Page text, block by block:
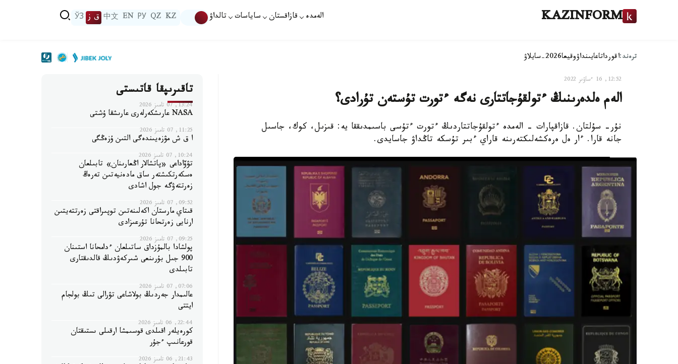
KAZINFORM الەمدە قازاقستان ساياسات تالداۋ KZ
QZ
РУ
EN
中文 ق ز ЎЗ
ترەند:اقورداتاعايىنداۋوقيعا2026-سايلاۋ
12:52, 16 ءساۋىر 2022
الەم ەلدەرىنىڭ ءتولقۇجاتتارى نەگە ءتورت تۇستەن تۇرادى؟
نۇر- سۇلتان. قازاقپارات - الەمدە ءتولقۇجاتتاردىڭ ءتورت ءتۇسى باسىمدىققا يە: قىزىل، كوك، جاسىل
جانە قارا. ءار ەل ەرەكشەلىكتەرىنە قاراي ءبىر تۇسكە تاڭداۋ جاسايدى.
تاقىرىپقا قاتىستى
13:24, 07 تامىز 2026
NASA عارىشكەرلەرى عارىشقا ۇشتى
11:25, 07 تامىز 2026
ا ق ش مۋزەيىندەگى التىن ۇزەڭگى
10:24, 07 تامىز 2026
تۋۆاداعى «پاتشالار اڭعارىنان» تابىلعان
ەسكەرتكىشتەر ساق مادەنيەتىن تەرەڭ
زەرتتەۋگە جول اشادى
09:52, 07 تامىز 2026
قىتاي مارستان اكەلىنەتىن توپىراقتى زەرتتەيتىن
ارنايى زەرتحانا تۇرعىزادى
09:25, 07 تامىز 2026
پولشادا بالمۇزداق ساتىلعان ءدامحانا استىنان
900 جىل بۇرىنعى شىركەۋدىڭ قالدىقتارى
تابىلدى
07:06, 07 تامىز 2026
عالىمدار جەردىڭ بولاشاعى تۋرالى تىڭ بولجام
ايتتى
22:44, 06 تامىز 2026
كورەيلەر اقىلدى قوسىمشا ارقىلى ىستىقتان
قورعانىپ ءجۇر
21:43, 06 تامىز 2026